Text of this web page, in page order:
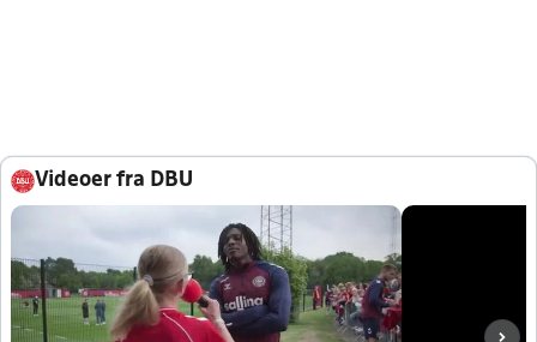
Videoer fra DBU